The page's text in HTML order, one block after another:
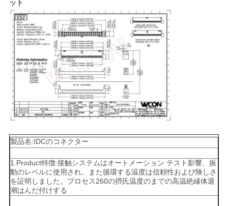
地
図
PRIVACY
POLICY
ット
製品名:IDCのコネクター
1.Product特徴:接触システムはオートメーション テスト影響、振
動のレベルに使用され、また循環する温度は信頼性および険しさ
を証明しました。プロセス260の摂氏温度のまでの高温絶縁体退
潮はんだ付けする